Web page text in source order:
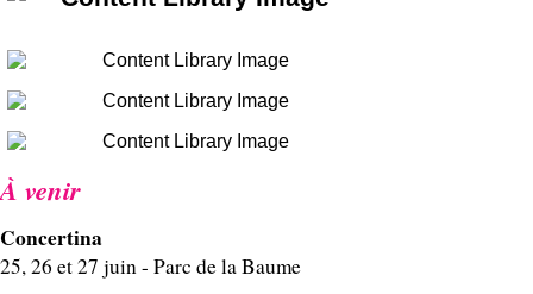
À venir
Concertina
25, 26 et 27 juin - Parc de la Baume